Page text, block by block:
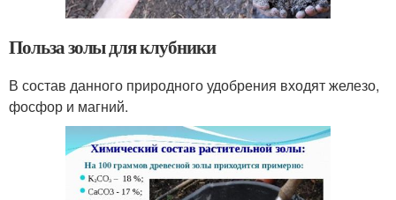
Польза золы для клубники
В состав данного природного удобрения входят железо,
фосфор и магний.